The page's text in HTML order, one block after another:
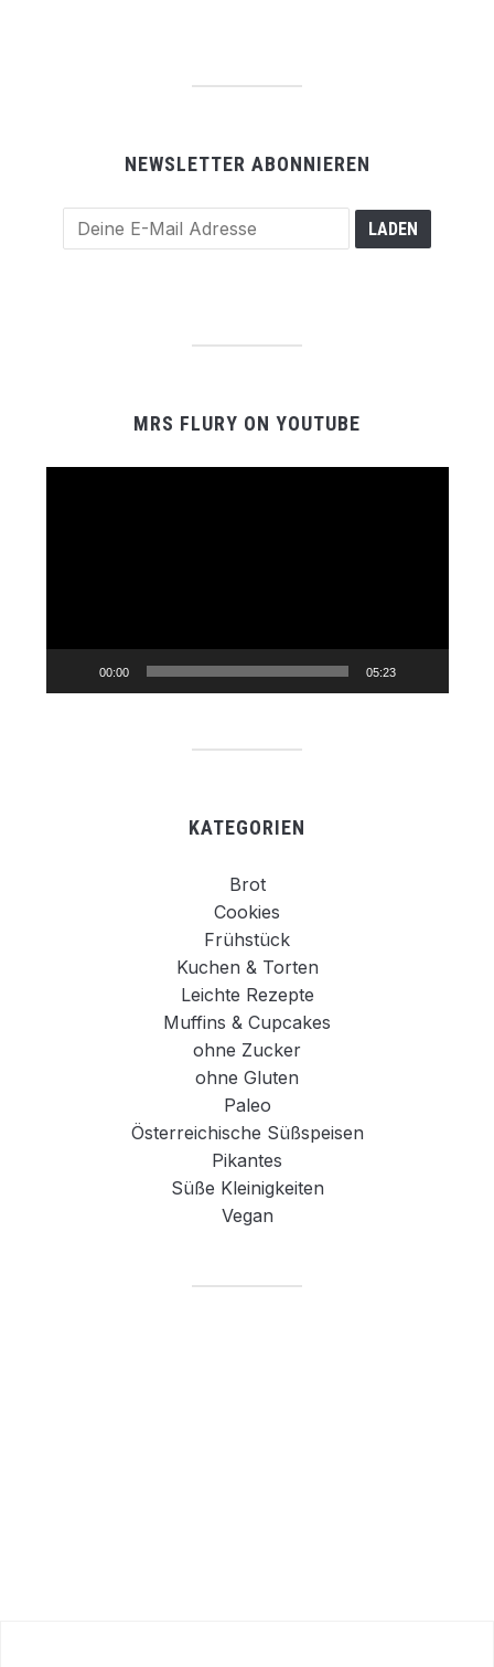
NEWSLETTER ABONNIEREN
MRS FLURY ON YOUTUBE
00:00 05:23
KATEGORIEN
Brot
Cookies
Frühstück
Kuchen & Torten
Leichte Rezepte
Muffins & Cupcakes
ohne Zucker
ohne Gluten
Paleo
Österreichische Süßspeisen
Pikantes
Süße Kleinigkeiten
Vegan